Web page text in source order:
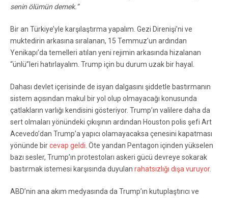
senin ölümün demek.”
Bir an Türkiye’yle karşılaştırma yapalım. Gezi Direnişi’ni ve
muktedirin arkasına sıralanan, 15 Temmuz’un ardından
Yenikapı’da temelleri atılan yeni rejimin arkasında hizalanan
“ünlü”leri hatırlayalım. Trump için bu durum uzak bir hayal.
Dahası devlet içerisinde de isyan dalgasını şiddetle bastırmanın
sistem açısından makul bir yol olup olmayacağı konusunda
çatlakların varlığı kendisini gösteriyor. Trump’ın valilere daha da
sert olmaları yönündeki çıkışının ardından Houston polis şefi Art
Acevedo’dan Trump’a yapıcı olamayacaksa çenesini kapatması
yönünde bircevap geldi . Öte yandan Pentagon içinden yükselen
bazı sesler, Trump’ın protestoları askeri gücü devreye sokarak
bastırmak istemesi karşısında duyulan rahatsızlığı dışa vuruyor.
ABD’nin ana akım medyasında da Trump’ın kutuplaştırıcı ve